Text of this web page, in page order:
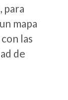
para
mapa
las
de